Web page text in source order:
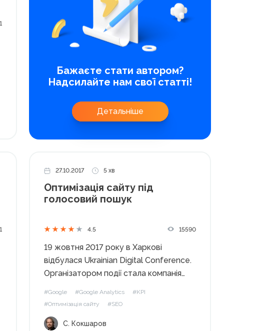
Бажаєте стати автором?
Надсилайте нам свої статті!
Детальніше
27.10.2017 5 хв
Оптимізація сайту під
голосовий пошук
4.5 15590
19 жовтня 2017 року в Харкові
відбулася Ukrainian Digital Conference.
Організатором події стала компанія
доповідь про те, як оптимізувати сайт
#Google #Google Analytics
#KPI
#Оптимізація сайту
#SEO
С. Кокшаров